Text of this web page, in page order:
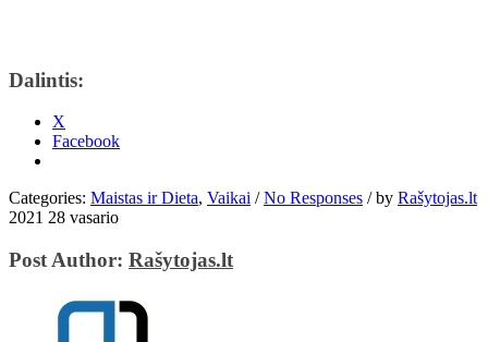
Dalintis:
X
Facebook
Categories: Maistas ir Dieta, Vaikai / No Responses /by Rašytojas.lt
2021 28 vasario
Post Author: Rašytojas.lt